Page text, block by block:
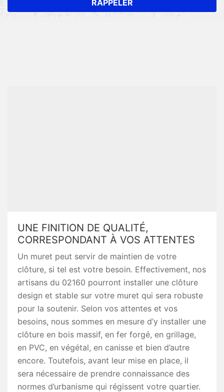
UNE FINITION DE QUALITÉ,
CORRESPONDANT À VOS ATTENTES
Un muret peut servir de maintien de votre
clôture, si tel est votre besoin. Effectivement, nos
artisans du 02160 pourront installer une clôture
design et stable sur votre muret qui sera robuste
pour la soutenir. Selon vos attentes et vos
besoins, nous sommes en mesure d’y installer une
clôture en bois massif, en fer forgé, en grillage,
en PVC, en végétal, en canisse et bien d’autre
encore. Toutefois, avant leur mise en place, il
sera nécessaire de prendre connaissance des
normes d’urbanisme qui régissent votre quartier.